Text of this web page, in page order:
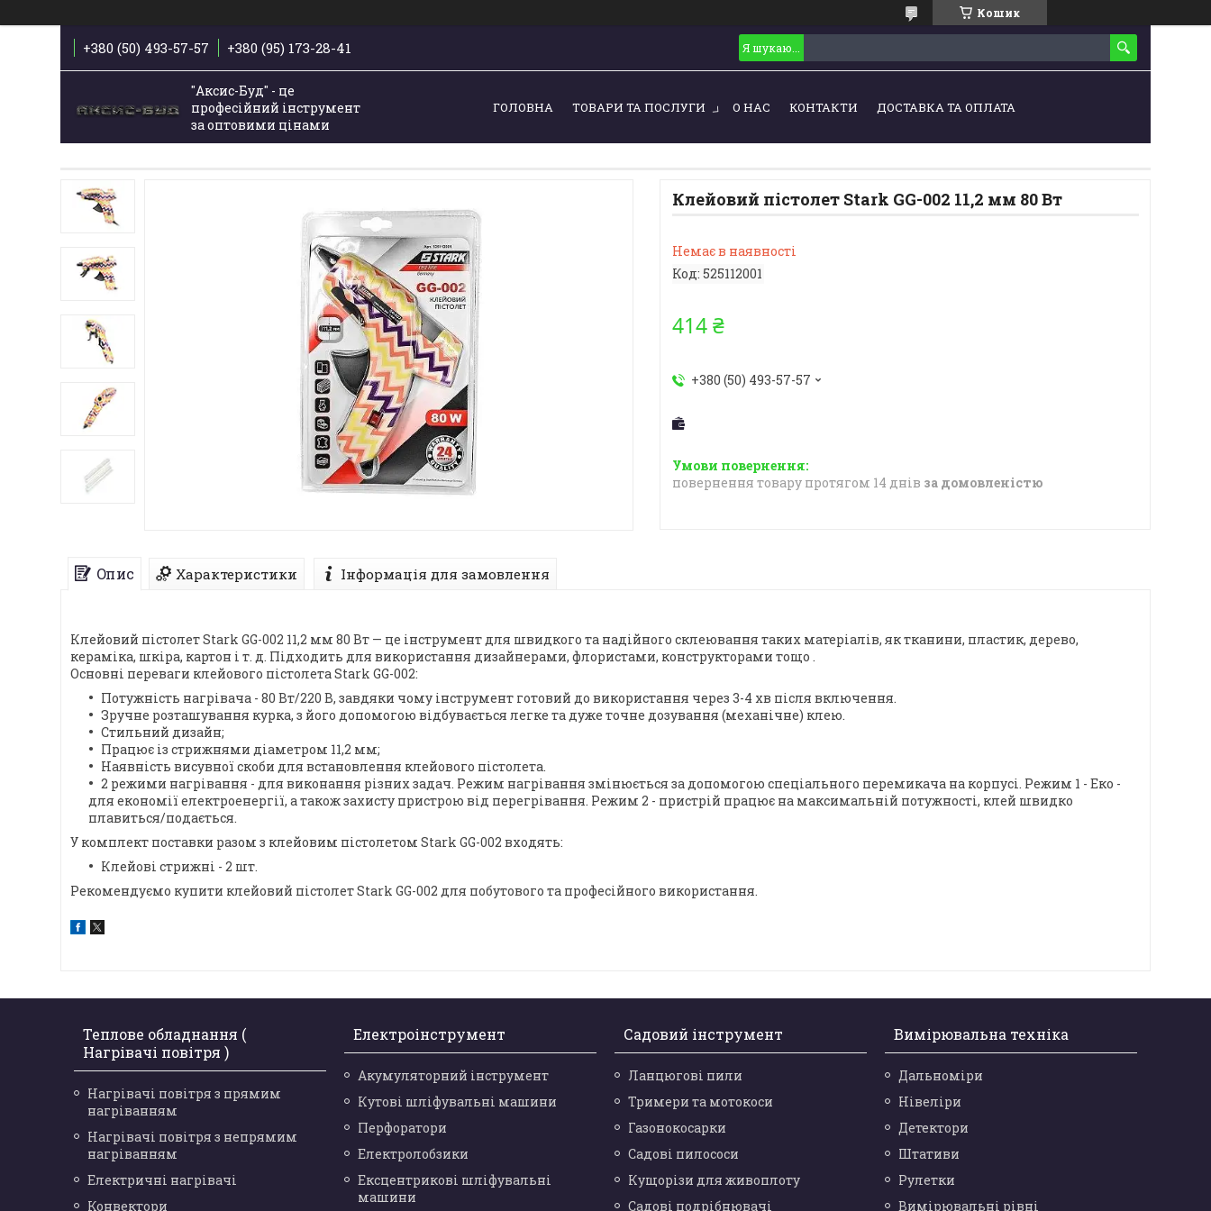
Кошик
+380 (50) 493-57-57 +380 (95) 173-28-41
"Аксис-Буд" - це
професійний інструмент
за оптовими цінами
ГОЛОВНА ТОВАРИ ТА ПОСЛУГИ О НАС КОНТАКТИ ДОСТАВКА ТА ОПЛАТА
Клейовий пістолет Stark GG-002 11,2 мм 80 Вт
Немає в наявності
Код: 525112001
414 ₴
+380 (50) 493-57-57
повернення товару протягом 14 днів за домовленістю
Опис Характеристики Інформація для замовлення
Клейовий пістолет Stark GG-002 11,2 мм 80 Вт — це інструмент для швидкого та надійного склеювання таких матеріалів, як тканини, пластик, дерево,
кераміка, шкіра, картон і т. д. Підходить для використання дизайнерами, флористами, конструкторами тощо .
Основні переваги клейового пістолета Stark GG-002:
Потужність нагрівача - 80 Вт/220 В, завдяки чому інструмент готовий до використання через 3-4 хв після включення.
Зручне розташування курка, з його допомогою відбувається легке та дуже точне дозування (механічне) клею.
Стильний дизайн;
Працює із стрижнями діаметром 11,2 мм;
Наявність висувної скоби для встановлення клейового пістолета.
2 режими нагрівання - для виконання різних задач. Режим нагрівання змінюється за допомогою спеціального перемикача на корпусі. Режим 1 - Еко -
для економії електроенергії, а також захисту пристрою від перегрівання. Режим 2 - пристрій працює на максимальній потужності, клей швидко
плавиться/подається.
У комплект поставки разом з клейовим пістолетом Stark GG-002 входять:
Клейові стрижні - 2 шт.
Рекомендуємо купити клейовий пістолет Stark GG-002 для побутового та професійного використання.
Теплове обладнання (
Нагрівачі повітря )
Нагрівачі повітря з прямим
нагріванням
Нагрівачі повітря з непрямим
нагріванням
Електричні нагрівачі
Конвектори
Електроінструмент
Акумуляторний інструмент
Кутові шліфувальні машини
Перфоратори
Електролобзики
Ексцентрикові шліфувальні
машини
Садовий інструмент
Ланцюгові пили
Тримери та мотокоси
Газонокосарки
Садові пилососи
Кущорізи для живоплоту
Садові подрібнювачі
Вимірювальна техніка
Дальноміри
Нівеліри
Детектори
Штативи
Рулетки
Вимірювальні рівні